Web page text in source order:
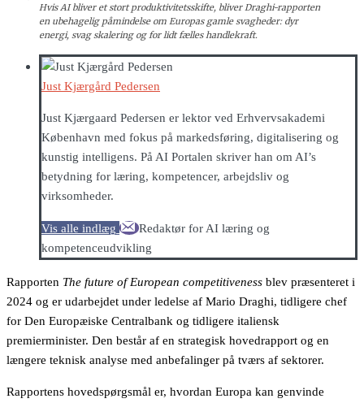
Hvis AI bliver et stort produktivitetsskifte, bliver Draghi-rapporten
en ubehagelig påmindelse om Europas gamle svagheder: dyr
energi, svag skalering og for lidt fælles handlekraft.
Just Kjærgård Pedersen
Just Kjærgaard Pedersen er lektor ved Erhvervsakademi
København med fokus på markedsføring, digitalisering og
kunstig intelligens. På AI Portalen skriver han om AI’s
betydning for læring, kompetencer, arbejdsliv og
virksomheder.
Vis alle indlæg
Redaktør for AI læring og
kompetenceudvikling
Rapporten The future of European competitiveness blev præsenteret i
2024 og er udarbejdet under ledelse af Mario Draghi, tidligere chef
for Den Europæiske Centralbank og tidligere italiensk
premierminister. Den består af en strategisk hovedrapport og en
længere teknisk analyse med anbefalinger på tværs af sektorer.
Rapportens hovedspørgsmål er, hvordan Europa kan genvinde